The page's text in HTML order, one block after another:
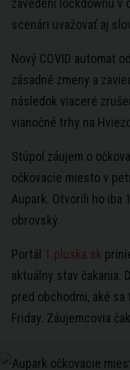
zavedení lockdownu v
scenári uvažovať aj
Nový COVID automat
zásadné zmeny a
následok viaceré
vianočné trhy na
Stúpol záujem o
očkovacie miesto v
Aupark. Otvorili ho iba
obrovský.
Portál 1.pluska.sk
aktuálny stav čakania.
pred obchodmi, aké
Friday. Záujemcovia